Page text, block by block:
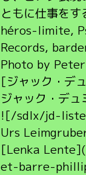
ともに仕事を
héros-limite,
Records,
Photo by
[ジャック・デ
ジャック・デ
![/sdlx/jd-
Urs
[Lenka
et-barre-